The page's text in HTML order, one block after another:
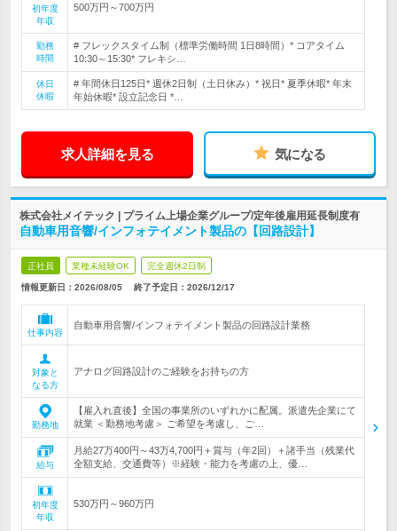
初年度
年収
500万円～700万円
勤務
時間
# フレックスタイム制（標準労働時間 1日8時間）* コアタイム
10:30～15:30* フレキシ…
休日
休暇
# 年間休日125日* 週休2日制（土日休み）* 祝日* 夏季休暇* 年末
年始休暇* 設立記念日 *…
求人詳細を見る 気になる
株式会社メイテック | プライム上場企業グループ/定年後雇用延長制度有
自動車用音響/インフォテイメント製品の【回路設計】
正社員 業種未経験OK 完全週休2日制
情報更新日：2026/08/05 終了予定日： 2026/12/17
仕事内容
自動車用音響/インフォテイメント製品の回路設計業務
対象と
なる方
アナログ回路設計のご経験をお持ちの方
勤務地
【雇入れ直後】全国の事業所のいずれかに配属。派遣先企業にて
就業 ＜勤務地考慮＞ ご希望を考慮し、ご…
給与
月給27万400円～43万4,700円＋賞与（年2回）＋諸手当（残業代
全額支給、交通費等）※経験・能力を考慮の上、優…
初年度
年収
530万円～960万円